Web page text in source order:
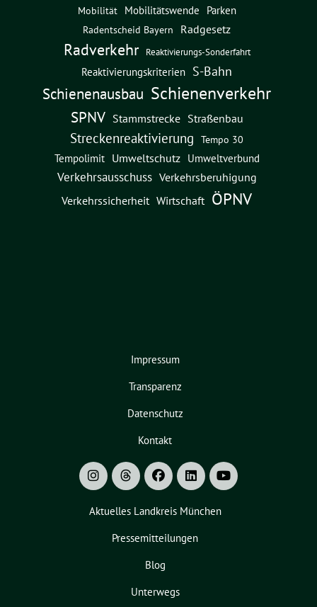
Mobilität Mobilitätswende Parken
Radentscheid Bayern Radgesetz
Radverkehr Reaktivierungs-Sonderfahrt
Reaktivierungskriterien S-Bahn
Schienenausbau Schienenverkehr
SPNV Stammstrecke Straßenbau
Streckenreaktivierung Tempo 30
Tempolimit Umweltschutz Umweltverbund
Verkehrsausschuss Verkehrsberuhigung
Verkehrssicherheit Wirtschaft ÖPNV
Impressum
Transparenz
Datenschutz
Kontakt
Aktuelles Landkreis München
Pressemitteilungen
Blog
Unterwegs